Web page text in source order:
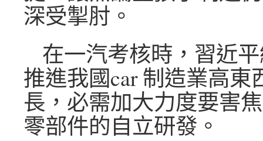
深受掣肘。
在一汽考核時，習近
推進我國car 制造業高東
長，必需加大力度要害
零部件的自立研發。